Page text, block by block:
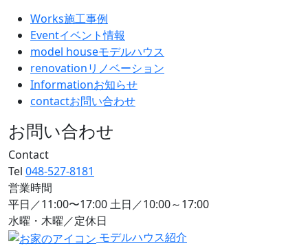
Works施工事例
Eventイベント情報
model houseモデルハウス
renovationリノベーション
Informationお知らせ
contactお問い合わせ
お問い合わせ
Contact
Tel 048-527-8181
営業時間
平日／11:00〜17:00 土日／10:00～17:00
水曜・木曜／定休日
モデルハウス紹介